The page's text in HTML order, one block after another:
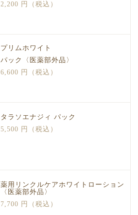
2,200 円（税込）
プリムホワイト
パック〈医薬部外品〉
6,600 円（税込）
タラソエナジィ パック
5,500 円（税込）
薬用リンクルケアホワイトローション
〈医薬部外品〉
7,700 円（税込）